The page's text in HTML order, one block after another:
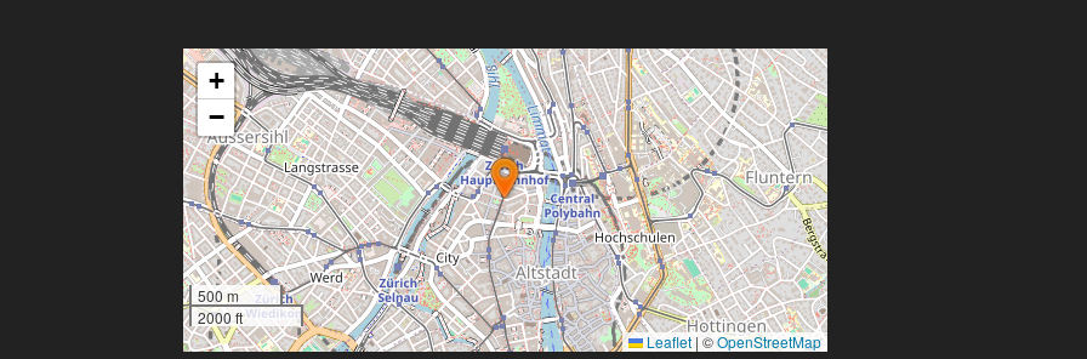
+
−
500 m
2000 ft
Leaflet | ©OpenStreetMap